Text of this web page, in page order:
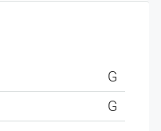
G
G